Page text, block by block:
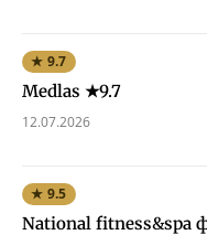
★ 9.7
Medlas ★9.7
12.07.2026
★ 9.5
National fitness&spa